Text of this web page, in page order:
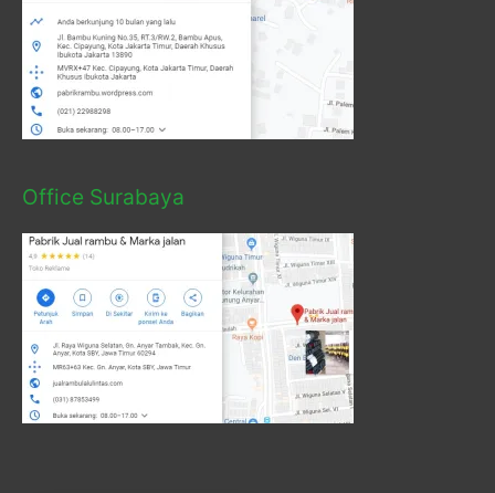
Office Surabaya